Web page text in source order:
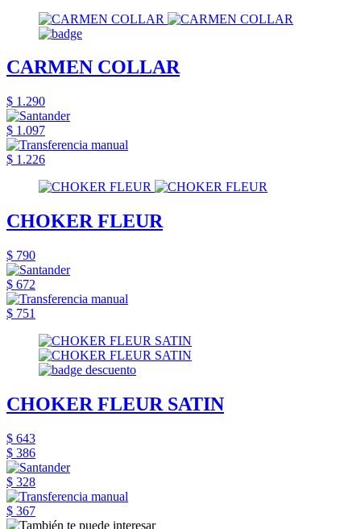
CARMEN COLLAR
$ 1.290
$ 1.097
$ 1.226
CHOKER FLEUR
$ 790
$ 672
$ 751
CHOKER FLEUR SATIN
$ 643
$ 386
$ 328
$ 367